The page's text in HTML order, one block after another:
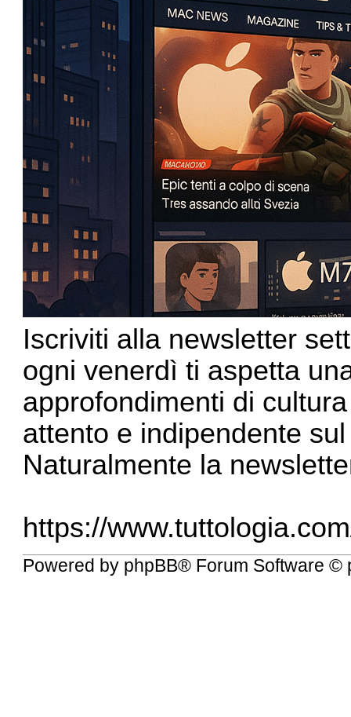
Iscriviti alla newsletter
ogni venerdì ti aspetta
approfondimenti di
attento e indipendente
Naturalmente la
https://
Powered by phpBB® Forum Software ©